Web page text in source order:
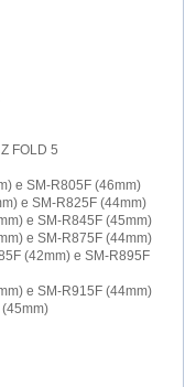
FOLD 5
e SM-R805F (46mm)
e SM-R825F (44mm)
e SM-R845F (45mm)
e SM-R875F (44mm)
(42mm) e SM-R895F
e SM-R915F (44mm)